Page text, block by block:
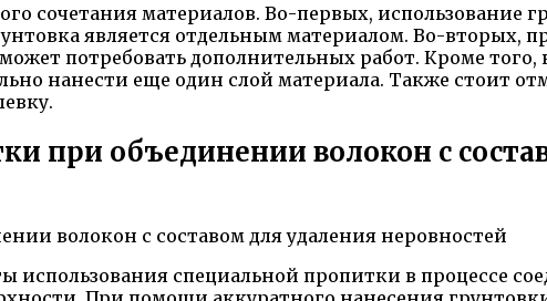
сочетания материалов. Во-первых, использование
является отдельным материалом. Во-вторых,
потребовать дополнительных работ. Кроме
нанести еще один слой материала. Также стоит
при объединении волокон с
использования специальной пропитки в процессе